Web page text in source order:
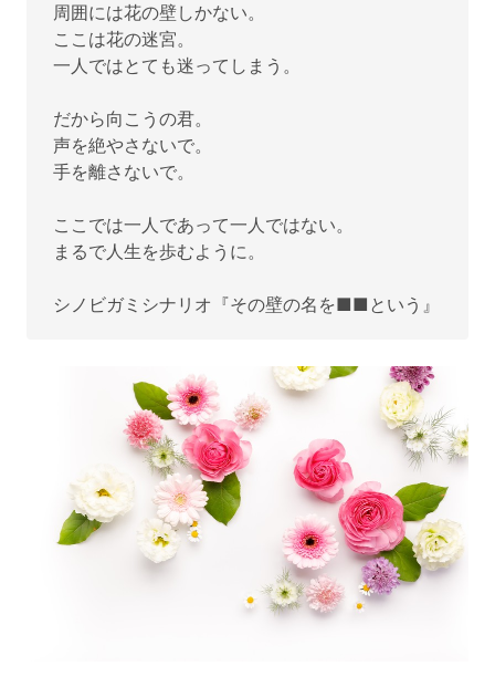
周囲には花の壁しかない。
ここは花の迷宮。
一人ではとても迷ってしまう。
だから向こうの君。
声を絶やさないで。
手を離さないで。
ここでは一人であって一人ではない。
まるで人生を歩むように。
シノビガミシナリオ『その壁の名を■■という』